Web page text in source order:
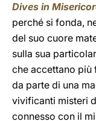
Dives in
perché si fonda,
del suo cuore
sulla sua
che accettano più
da parte di una
vivificanti misteri
connesso con il